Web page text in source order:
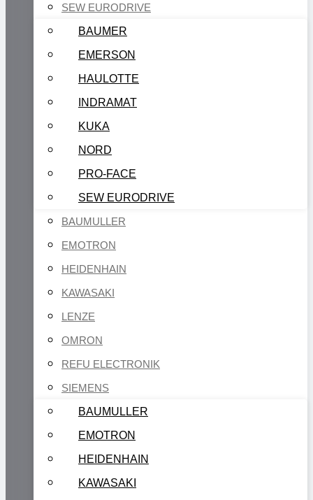
SEW EURODRIVE
BAUMER
EMERSON
HAULOTTE
INDRAMAT
KUKA
NORD
PRO-FACE
SEW EURODRIVE
BAUMULLER
EMOTRON
HEIDENHAIN
KAWASAKI
LENZE
OMRON
REFU ELECTRONIK
SIEMENS
BAUMULLER
EMOTRON
HEIDENHAIN
KAWASAKI